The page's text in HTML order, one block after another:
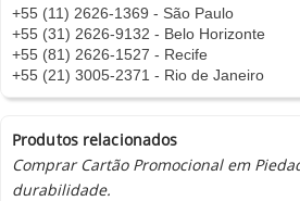
+55 (11) 2626-1369 - São Paulo
+55 (31) 2626-9132 - Belo Horizonte
+55 (81) 2626-1527 - Recife
+55 (21) 3005-2371 - Rio de Janeiro
Produtos relacionados
Comprar Cartão Promocional em
durabilidade.